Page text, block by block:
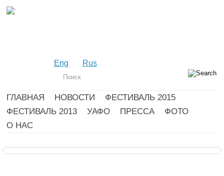
Eng Rus
ГЛАВНАЯ НОВОСТИ
ФЕСТИВАЛЬ 2015
ФЕСТИВАЛЬ 2013
УАФО ПРЕССА
ФОТО
О НАС